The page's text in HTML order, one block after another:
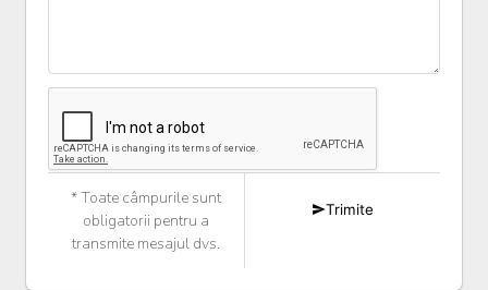
* Toate câmpurile sunt
obligatorii pentru a
transmite mesajul dvs.
Trimite